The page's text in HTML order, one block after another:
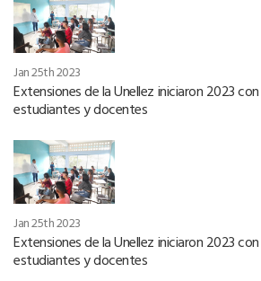
Jan 25th 2023
Extensiones de la Unellez iniciaron 2023
estudiantes y docentes
Jan 25th 2023
Extensiones de la Unellez iniciaron 2023
estudiantes y docentes